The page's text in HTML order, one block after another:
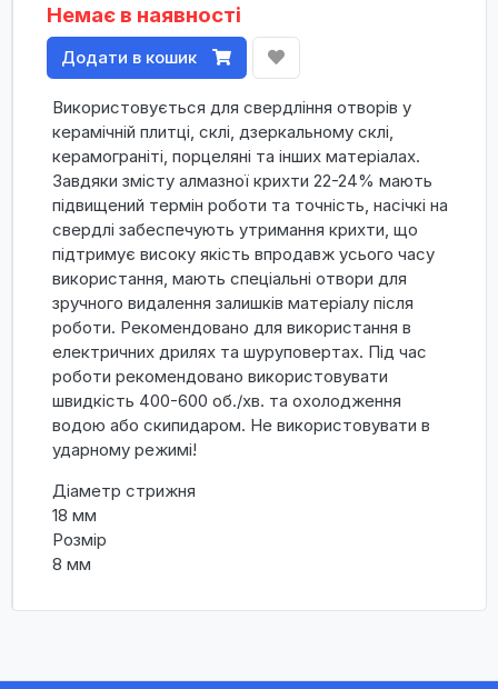
Немає в наявності
Додати в кошик
Використовується для свердління отворів у
керамічній плитці, склі, дзеркальному склі,
керамограніті, порцеляні та інших матеріалах.
Завдяки змісту алмазної крихти 22-24% мають
підвищений термін роботи та точність, насічкі на
свердлі забеспечують утримання крихти, що
підтримує високу якість впродавж усього часу
використання, мають спеціальні отвори для
зручного видалення залишків матеріалу після
роботи. Рекомендовано для використання в
електричних дрилях та шуруповертах. Під час
роботи рекомендовано використовувати
швидкість 400-600 об./хв. та охолодження
водою або скипидаром. Не використовувати в
ударному режимі!
Діаметр стрижня
18 мм
Розмір
8 мм